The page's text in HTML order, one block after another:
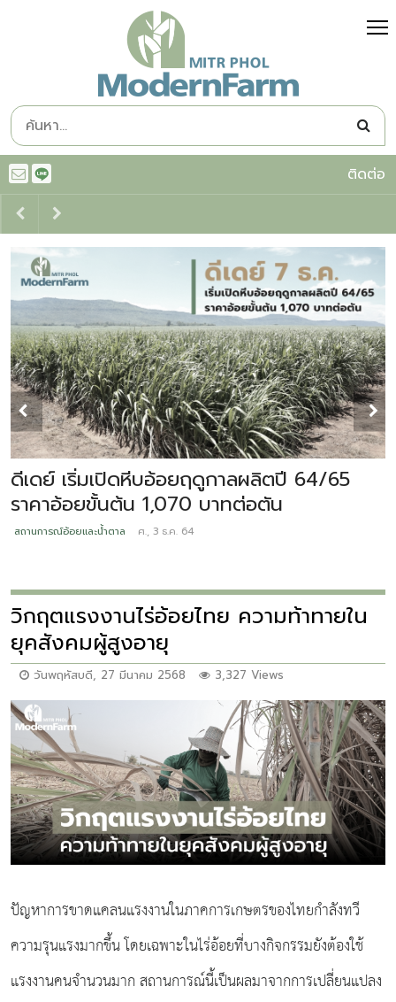
ติดต่อ
ดีเดย์ เริ่มเปิดหีบอ้อยฤดูกาลผลิตปี 64/65
ราคาอ้อยขั้นต้น 1,070 บาทต่อตัน
สถานการณ์อ้อยและน้ำตาล ศ., 3 ธ.ค. 64
วิกฤตแรงงานไร่อ้อยไทย ความท้าทายใน
ยุคสังคมผู้สูงอายุ
วันพฤหัสบดี, 27 มีนาคม 2568 3,327 Views
ปัญหาการขาดแคลนแรงงานในภาคการเกษตรของไทยกำลังทวี
ความรุนแรงมากขึ้น โดยเฉพาะในไร่อ้อยที่บางกิจกรรมยังต้องใช้
แรงงานคนจำนวนมาก สถานการณ์นี้เป็นผลมาจากการเปลี่ยนแปลง